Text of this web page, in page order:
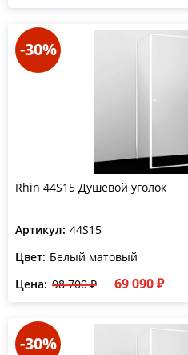
-30%
Rhin 44S15 Душевой уголок
Артикул: 44S15
Цвет: Белый матовый
Цена: 98 700 ₽ 69 090 ₽
-30%